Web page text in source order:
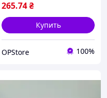
265.74₴
Купить
OPStore 100%